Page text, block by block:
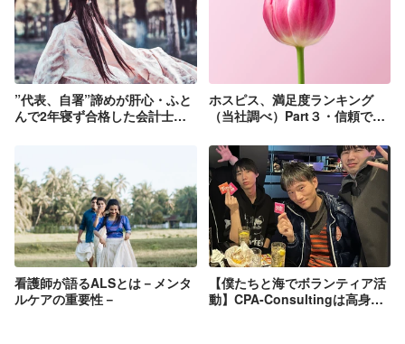
”代表、自署”諦めが肝心・ふと
んで2年寝ず合格した会計士→
ホスピス、満足度ランキング
（当社調べ）Part３・信頼でき
の強靭性）
看護師が語るALSとは－メンタ
ルケアの重要性－
【僕たちと海でボランティア活
動】CPA-Consultingは高身